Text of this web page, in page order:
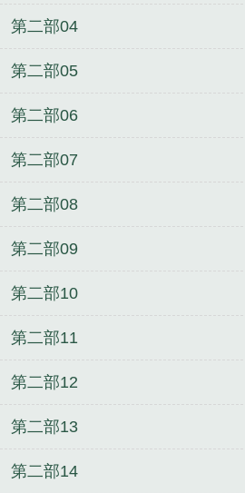
第二部04
第二部05
第二部06
第二部07
第二部08
第二部09
第二部10
第二部11
第二部12
第二部13
第二部14